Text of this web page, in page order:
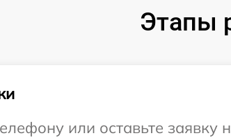
Этапы
или оставьте